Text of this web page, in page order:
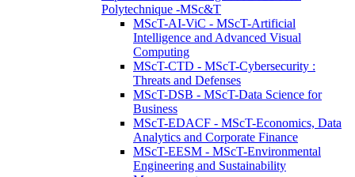
Polytechnique -MSc&T
MScT-AI-ViC - MScT-Artificial
Intelligence and Advanced Visual
Computing
MScT-CTD - MScT-Cybersecurity :
Threats and Defenses
MScT-DSB - MScT-Data Science for
Business
MScT-EDACF - MScT-Economics, Data
Analytics and Corporate Finance
MScT-EESM - MScT-Environmental
Engineering and Sustainability